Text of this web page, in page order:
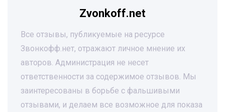
Zvonkoff.net
Все отзывы, публикуемые на ресурсе
Звонкофф.нет, отражают личное мнение их
авторов. Администрация не несет
ответственности за содержимое отзывов. Мы
заинтересованы в борьбе с фальшивыми
отзывами, и делаем все возможное для показа